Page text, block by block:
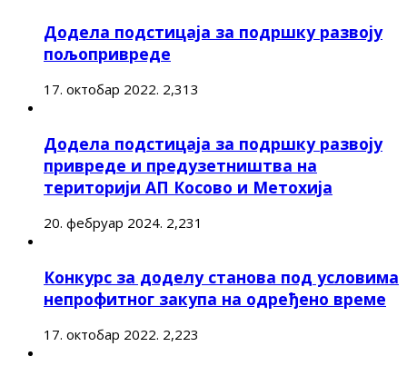
Додела подстицаја за подршку развоју
пољопривреде
17. октобар 2022. 2,313
Додела подстицаја за подршку развоју
привреде и предузетништва на
територији АП Косово и Метохија
20. фебруар 2024. 2,231
Конкурс за доделу станова под условима
непрофитног закупа на одређено време
17. октобар 2022. 2,223